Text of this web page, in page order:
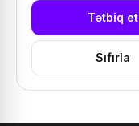
Tətbiq et
Sıfırla